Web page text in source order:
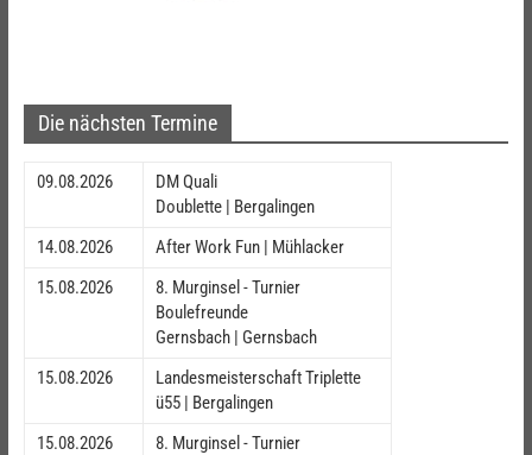
Die nächsten Termine
09.08.2026
DM Quali
Doublette | Bergalingen
14.08.2026
After Work Fun | Mühlacker
15.08.2026
8. Murginsel - Turnier
Boulefreunde
Gernsbach | Gernsbach
15.08.2026
Landesmeisterschaft Triplette
ü55 | Bergalingen
15.08.2026
8. Murginsel - Turnier